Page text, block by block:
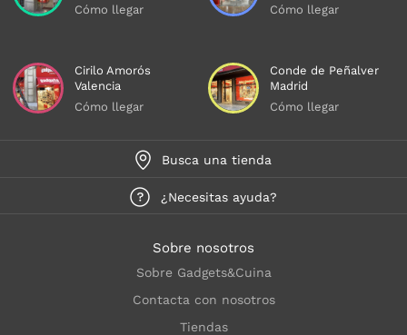
Cómo llegar
Cómo llegar
Cirilo Amorós
Valencia
Cómo llegar
Conde de Peñalver
Madrid
Cómo llegar
Busca una tienda
¿Necesitas ayuda?
Sobre nosotros
Sobre Gadgets&Cuina
Contacta con nosotros
Tiendas